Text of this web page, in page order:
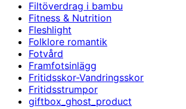
Filtöverdrag i bambu
Fitness & Nutrition
Fleshlight
Folklore romantik
Fotvård
Framfotsinlägg
Fritidsskor-Vandringsskor
Fritidsstrumpor
giftbox_ghost_product